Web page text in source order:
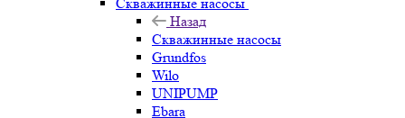
Назад
Скважинные насосы
Grundfos
Wilo
UNIPUMP
Ebara